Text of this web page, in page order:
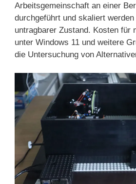
Arbeitsgemeinschaft an einer
durchgeführt und skaliert
untragbarer Zustand. Kosten für
unter Windows 11 und weitere
die Untersuchung von